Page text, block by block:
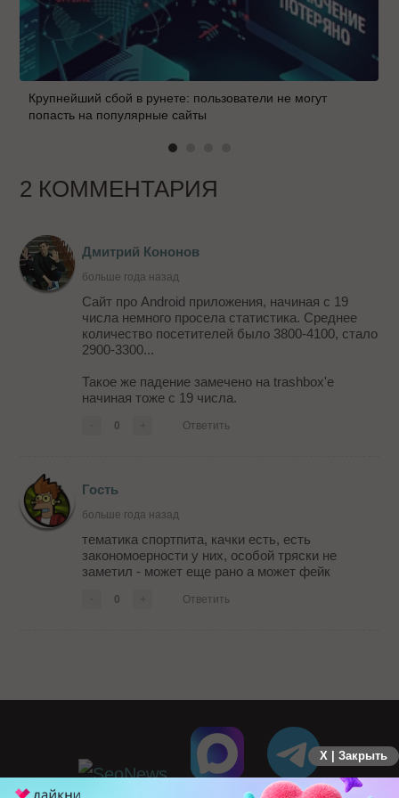
Крупнейший сбой в рунете: пользователи не могут
попасть на популярные сайты
2 КОММЕНТАРИЯ
Дмитрий Кононов
больше года назад
Сайт про Android приложения, начиная с 19
числа немного просела статистика. Среднее
количество посетителей было 3800-4100, стало
2900-3300...
Такое же падение замечено на trashbox'e
начиная тоже с 19 числа.
0 Ответить
Гость
больше года назад
тематика спортпита, качки есть, есть
закономоерности у них, особой тряски не
заметил - может еще рано а может фейк
0 Ответить
X | Закрыть